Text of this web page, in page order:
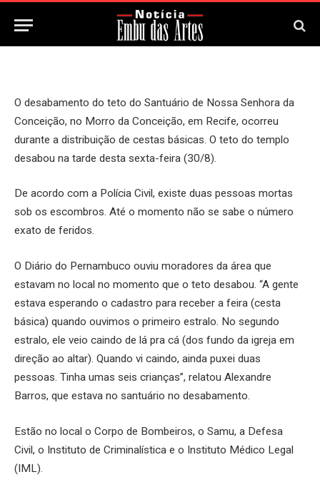
30 de Agosto, 2024
O desabamento do teto do Santuário de Nossa Senhora da
Conceição, no Morro da Conceição, em Recife, ocorreu
durante a distribuição de cestas básicas. O teto do templo
desabou na tarde desta sexta-feira (30/8).
De acordo com a Polícia Civil, existe duas pessoas mortas
sob os escombros. Até o momento não se sabe o número
exato de feridos.
O Diário do Pernambuco ouviu moradores da área que
estavam no local no momento que o teto desabou. “A gente
estava esperando o cadastro para receber a feira (cesta
básica) quando ouvimos o primeiro estralo. No segundo
estralo, ele veio caindo de lá pra cá (dos fundo da igreja em
direção ao altar). Quando vi caindo, ainda puxei duas
pessoas. Tinha umas seis crianças”, relatou Alexandre
Barros, que estava no santuário no desabamento.
Estão no local o Corpo de Bombeiros, o Samu, a Defesa
Civil, o Instituto de Criminalística e o Instituto Médico Legal
(IML).